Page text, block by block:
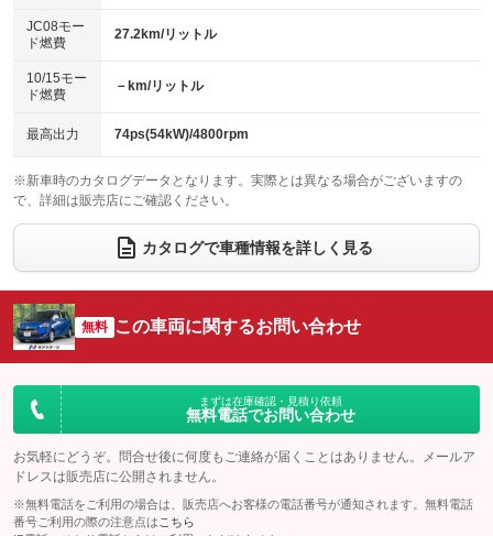
電動格納ミラー
：装備あり
：装備なし
パワーシート
ベンチシート
：装備なし
チップアップシート
：装備なし
：装備なし ：装備なし
ウォークスルー
：装備なし
電動リアゲート フロントカメラ
：装備なし
：装備なし ：装備なし
サイドカメラ
：装備なし ルーフレール
：装備なし
：装備なし
：装備なし
JC08モー
ド燃費
27.2km/リットル
10/15モー
ド燃費
－km/リットル
最高出力 74ps(54kW)/4800rpm
※新車時のカタログデータとなります。実際とは異なる場合がございますの
で、詳細は販売店にご確認ください。
カタログで車種情報を詳しく見る
無料 この車両に関するお問い合わせ
まずは在庫確認・見積り依頼
無料電話でお問い合わせ
お気軽にどうぞ。問合せ後に何度もご連絡が届くことはありません。メールア
ドレスは販売店に公開されません。
※無料電話をご利用の場合は、販売店へお客様の電話番号が通知されます。無料電話
番号ご利用の際の注意点は こちら